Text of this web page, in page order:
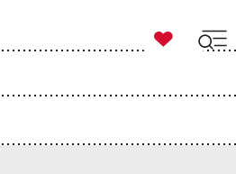

taz zahl ich